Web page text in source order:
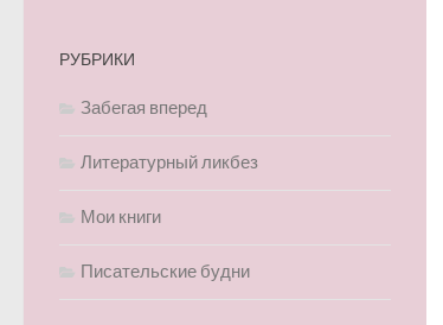
РУБРИКИ
Забегая вперед
Литературный ликбез
Мои книги
Писательские будни